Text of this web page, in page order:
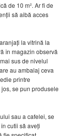
de 10 m². Ar fi de
să aibă acces
la vitrină la
în magazin observă
sus de nivelul
au ambalaj ceva
printre
se pun produsele
sau a cafelei, se
cutii să aveți